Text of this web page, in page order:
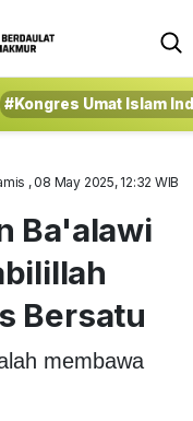
#Kongres Umat Islam
, 08 May 2025, 12:32 WIB
Ba'alawi
Bersatu
membawa